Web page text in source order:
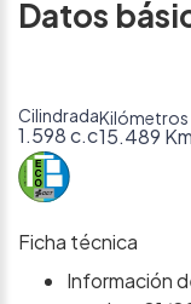
Datos
Cilindrada
1.598 c.c
Kilómetros
15.489 Km
Ficha técnica
Información